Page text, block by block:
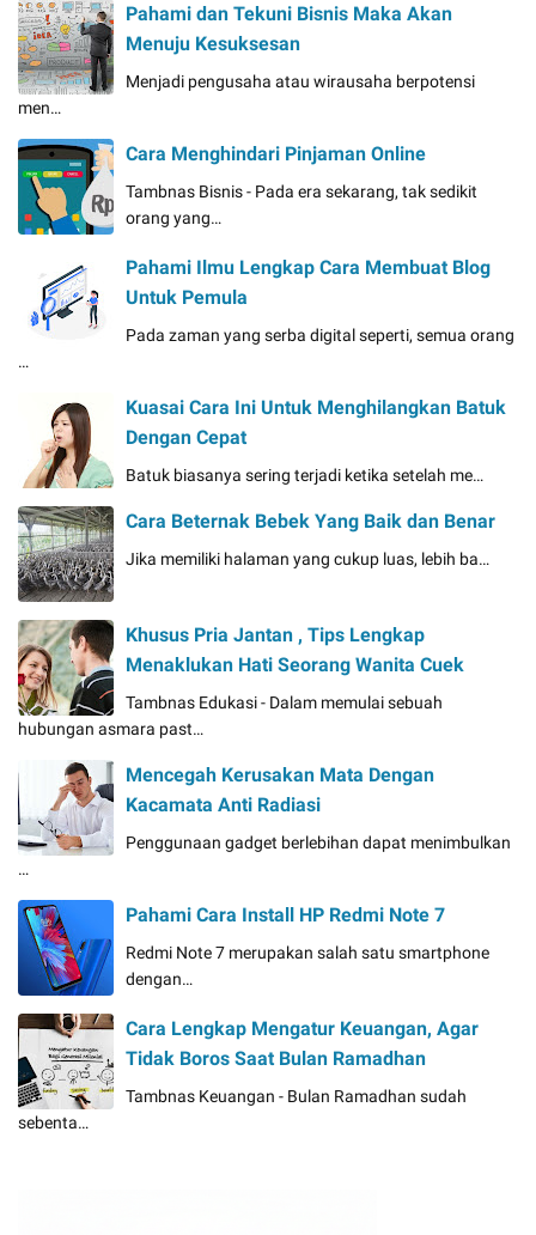
Pahami dan Tekuni Bisnis Maka Akan
Menuju Kesuksesan
Menjadi pengusaha atau wirausaha berpotensi
men…
Cara Menghindari Pinjaman Online
Tambnas Bisnis - Pada era sekarang, tak sedikit
orang yang…
Pahami Ilmu Lengkap Cara Membuat Blog
Untuk Pemula
Pada zaman yang serba digital seperti, semua orang
…
Kuasai Cara Ini Untuk Menghilangkan Batuk
Dengan Cepat
Batuk biasanya sering terjadi ketika setelah me…
Cara Beternak Bebek Yang Baik dan Benar
Jika memiliki halaman yang cukup luas, lebih ba…
Khusus Pria Jantan , Tips Lengkap
Menaklukan Hati Seorang Wanita Cuek
Tambnas Edukasi - Dalam memulai sebuah
hubungan asmara past…
Mencegah Kerusakan Mata Dengan
Kacamata Anti Radiasi
Penggunaan gadget berlebihan dapat menimbulkan
…
Pahami Cara Install HP Redmi Note 7
Redmi Note 7 merupakan salah satu smartphone
dengan…
Cara Lengkap Mengatur Keuangan, Agar
Tidak Boros Saat Bulan Ramadhan
Tambnas Keuangan - Bulan Ramadhan sudah
sebenta…